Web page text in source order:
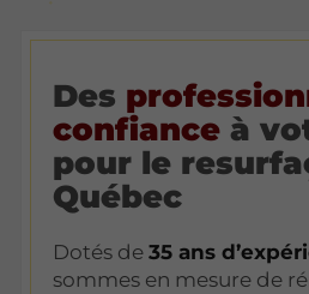
Des
confiance à
pour le
Québec
Dotés de35 ans
sommes en mesure de